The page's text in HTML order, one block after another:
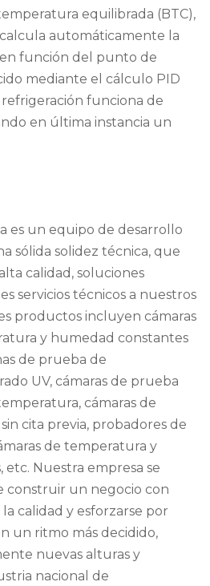
equilibrada (BTC),
automáticamente la
función del punto de
mediante el cálculo PID
funciona de
en última instancia un
es un equipo de desarrollo
sólida solidez técnica, que
calidad, soluciones
servicios técnicos a nuestros
productos incluyen cámaras
y humedad constantes
de prueba de
UV, cámaras de prueba
, cámaras de
cita previa, probadores de
de temperatura y
Nuestra empresa se
construir un negocio con
calidad y esforzarse por
un ritmo más decidido,
nuevas alturas y
nacional de